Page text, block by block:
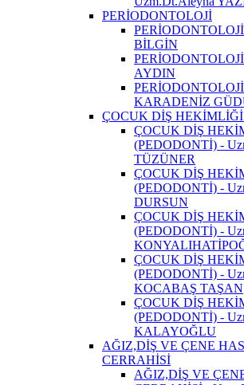
PERİODONTOLOJİ
BİLGİN
AYDIN
KARADENİZ
ÇOCUK DİŞ
ÇOCUK DİŞ
(PEDODONTİ) -
TÜZÜNER
ÇOCUK DİŞ
(PEDODONTİ) -
DURSUN
ÇOCUK DİŞ
(PEDODONTİ) -
ÇOCUK DİŞ
(PEDODONTİ) -
KOCABAŞ TAŞAN
ÇOCUK DİŞ
(PEDODONTİ) -
KALAYOĞLU
AĞIZ,DİŞ VE ÇENE
CERRAHİSİ
AĞIZ,DİŞ VE